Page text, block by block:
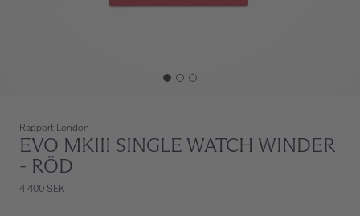
Rapport London
EVO MKIII SINGLE WATCH WINDER
- RÖD
4 400 SEK